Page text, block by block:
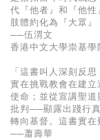
代『他者』和『他
肢體約化為『大眾』
──伍渭文
香港中文大學崇基學
「這書叫人深刻反
實在挑戰教會在建
使命；並從宣講聖
批判──顯露出踐行
轉向基督。這書實在
──蕭壽華